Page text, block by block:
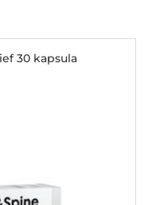
30 kapsula